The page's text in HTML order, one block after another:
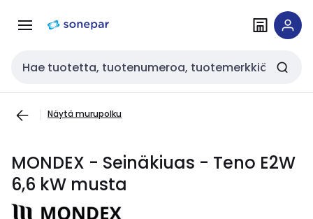
navigointiinsisältöön
Haku
Näytä murupolku
MONDEX - Seinäkiuas - Teno E2W
6,6 kW musta